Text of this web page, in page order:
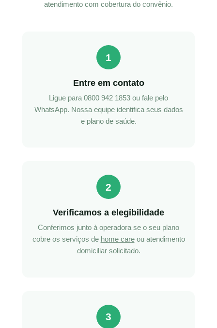
atendimento com cobertura do convênio.
1
Entre em contato
Ligue para 0800 942 1853 ou fale pelo
WhatsApp. Nossa equipe identifica seus dados
e plano de saúde.
2
Verificamos a elegibilidade
Conferimos junto à operadora se o seu plano
cobre os serviços de home careou atendimento
domiciliar solicitado.
3